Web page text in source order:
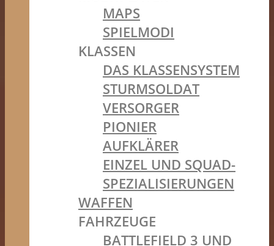
MAPS
SPIELMODI
KLASSEN
DAS KLASSENSYSTEM
STURMSOLDAT
VERSORGER
PIONIER
AUFKLÄRER
EINZEL UND SQUAD-
SPEZIALISIERUNGEN
WAFFEN
FAHRZEUGE
BATTLEFIELD 3 UND